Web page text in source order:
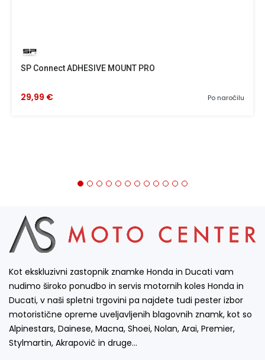
SP Connect ADHESIVE MOUNT PRO
Po naročilu
29,99 €
Kot ekskluzivni zastopnik znamke Honda in Ducati vam
nudimo široko ponudbo in servis motornih koles Honda in
Ducati, v naši spletni trgovini pa najdete tudi pester izbor
motoristične opreme uveljavljenih blagovnih znamk, kot so
Alpinestars, Dainese, Macna, Shoei, Nolan, Arai, Premier,
Stylmartin, Akrapovič in druge…